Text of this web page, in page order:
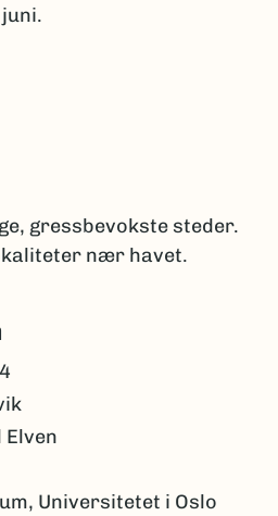
gressbevokste steder.
nær havet.
Universitetet i Oslo